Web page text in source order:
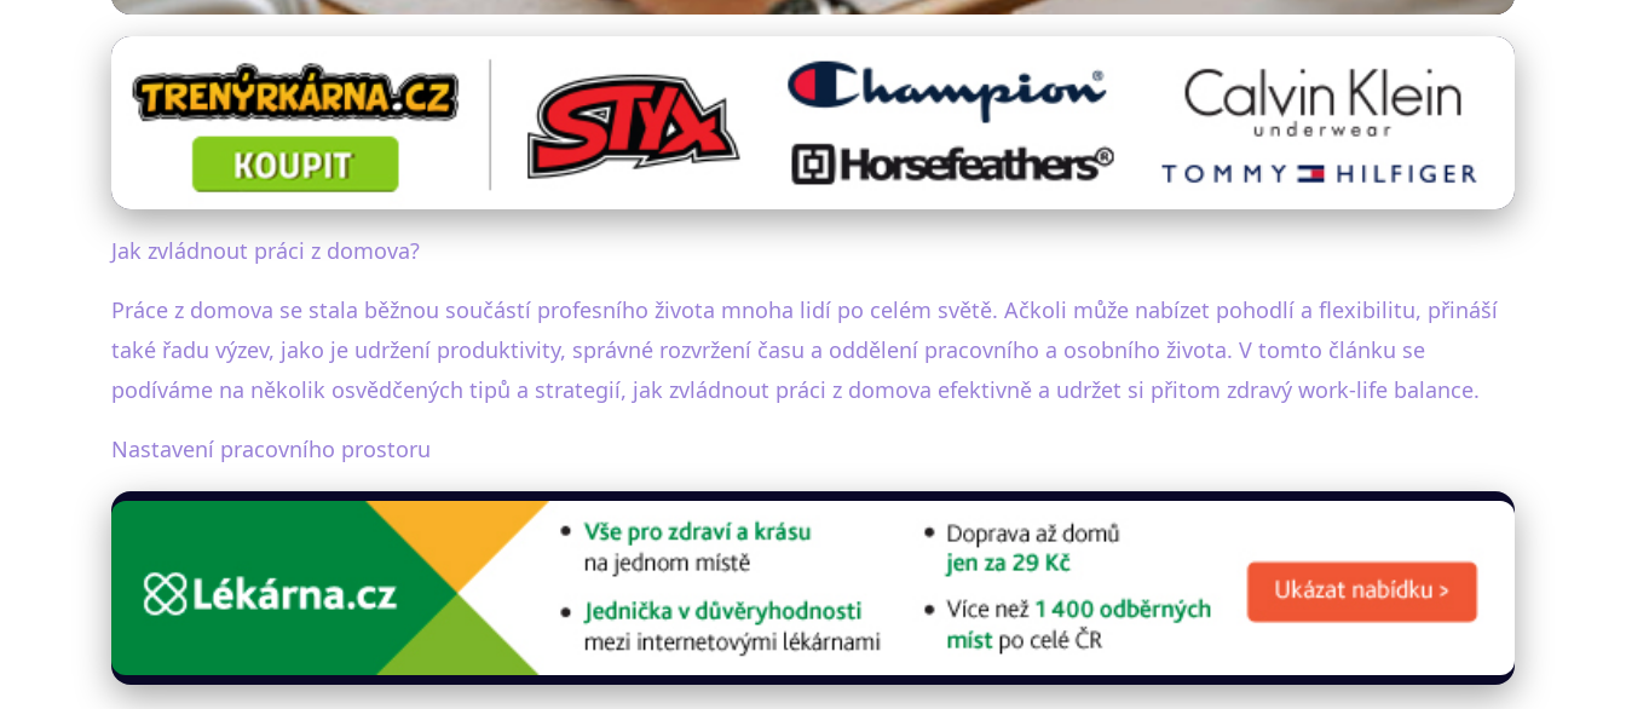
Jak efektivně pracovat z domova a udržet work-life balance
20. 2. 2026· 5 min čtení · Autor: Petra Benešová
Jak zvládnout práci z domova?
Práce z domova se stala běžnou součástí profesního života mnoha lidí po celém světě. Ačkoli může nabízet pohodlí a flexibilitu, přináší
také řadu výzev, jako je udržení produktivity, správné rozvržení času a oddělení pracovního a osobního života. V tomto článku se
podíváme na několik osvědčených tipů a strategií, jak zvládnout práci z domova efektivně a udržet si přitom zdravý work-life balance.
Nastavení pracovního prostoru